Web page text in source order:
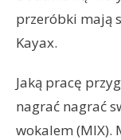
przeróbki mają
Kayax.
Jaką pracę
nagrać nagrać
wokalem (MIX).